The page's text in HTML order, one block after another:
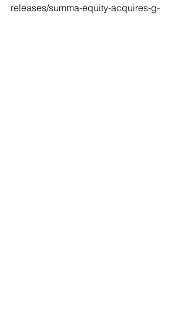
releases/summa-equity-acquires-g-